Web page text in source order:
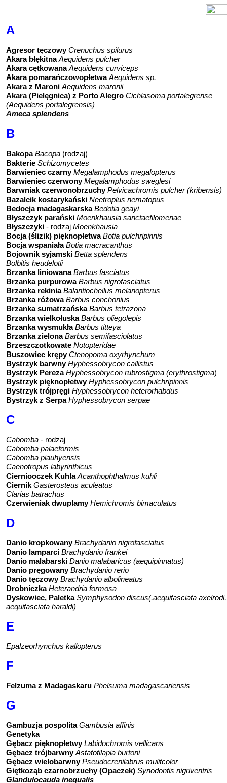
A
Agresor tęczowy Crenuchus spilurus
Akara błękitnaAequidens pulcher
Akara cętkowana Aequidens curviceps
Akara pomarańczowopłetwa Aequidens sp.
Akara z MaroniAequidens maronii
Akara (Pielęgnica) z Porto Alegro Cichlasoma portalegrense
(Aequidens portalegrensis)
Ameca splendens
B
BakopaBacopa (rodzaj)
Bakterie Schizomycetes
Barwieniec czarnyMegalamphodus megalopterus
Barwieniec czerwony Megalamphodus sweglesi
Barwniak czerwonobrzuchy Pelvicachromis pulcher (kribensis)
Bazalcik kostarykański Neetroplus nematopus
Bedocja madagaskarskaBedotia geayi
Błyszczyk parański Moenkhausia sanctaefilomenae
Błyszczyki - rodzaj Moenkhausia
Bocja (ślizik) pięknopłetwa Botia pulchripinnis
Bocja wspaniała Botia macracanthus
Bojownik syjamski Betta splendens
Bolbitis heudelotii
Brzanka liniowanaBarbus fasciatus
Brzanka purpurowaBarbus nigrofasciatus
Brzanka rekinia Balantiocheilus melanopterus
Brzanka różowaBarbus conchonius
Brzanka sumatrzańska Barbus tetrazona
Brzanka wielkołuskaBarbus oliegolepis
Brzanka wysmukłaBarbus titteya
Brzanka zielonaBarbus semifasciolatus
Brzeszczotkowate Notopteridae
Buszowiec krępyCtenopoma oxyrhynchum
Bystrzyk barwny Hyphessobrycon callistus
Bystrzyk PerezaHyphessobrycon rubrostigma (erythrostigma)
Bystrzyk pięknopłetwy Hyphessobrycon pulchripinnis
Bystrzyk trójpręgi Hyphessobrycon heterorhabdus
Bystrzyk z Serpa Hyphessobrycon serpae
C
Cabomba - rodzaj
Cabomba palaeformis
Cabomba piauhyensis
Caenotropus labyrinthicus
Cierniooczek Kuhla Acanthophthalmus kuhli
Ciernik Gasterosteus aculeatus
Clarias batrachus
Czerwieniak dwuplamy Hemichromis bimaculatus
D
Danio kropkowany Brachydanio nigrofasciatus
Danio lamparci Brachydanio frankei
Danio malabarski Danio malabaricus (aequipinnatus)
Danio pręgowany Brachydanio rerio
Danio tęczowyBrachydanio albolineatus
DrobniczkaHeterandria formosa
Dyskowiec, Paletka Symphysodon discus(,aequifasciata axelrodi,
aequifasciata haraldi)
E
Epalzeorhynchus kallopterus
F
Felzuma z Madagaskaru Phelsuma madagascariensis
G
Gambuzja pospolita Gambusia affinis
Genetyka
Gębacz pięknopłetwyLabidochromis vellicans
Gębacz trójbarwny Astatotilapia burtoni
Gębacz wielobarwny Pseudocrenilabrus mulitcolor
Giętkoząb czarnobrzuchy (Opaczek) Synodontis nigriventris
Glandulocauda inequalis